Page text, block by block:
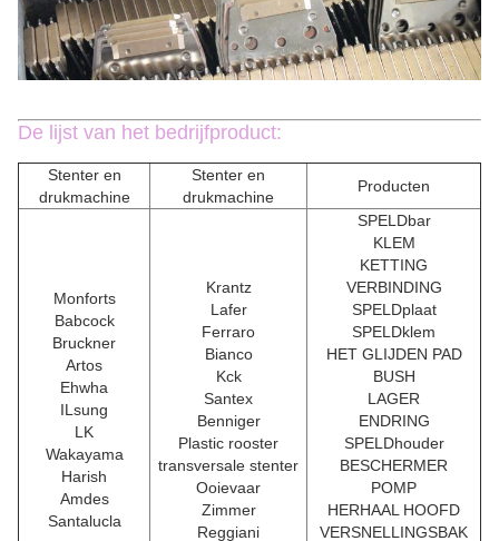
De lijst van het bedrijfproduct:
Stenter en
drukmachine
Stenter en
drukmachine
Producten
Monforts
Babcock
Bruckner
Artos
Ehwha
ILsung
LK
Wakayama
Harish
Amdes
Santalucla
Krantz
Lafer
Ferraro
Bianco
Kck
Santex
Benniger
Plastic rooster
transversale stenter
Ooievaar
Zimmer
Reggiani
SPELDbar
KLEM
KETTING
VERBINDING
SPELDplaat
SPELDklem
HET GLIJDEN PAD
BUSH
LAGER
ENDRING
SPELDhouder
BESCHERMER
POMP
HERHAAL HOOFD
VERSNELLINGSBAK